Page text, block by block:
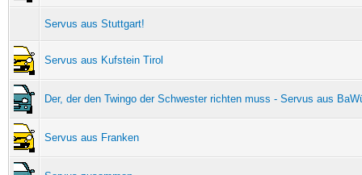
Servus aus Stuttgart!
Servus aus Kufstein Tirol
Der, der den Twingo der Schwester richten muss - Servus aus
Servus aus Franken